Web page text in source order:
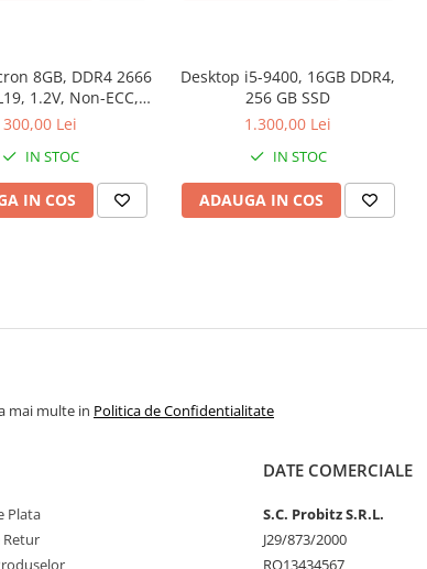
8GB, DDR4 2666
1.2V, Non-ECC,
bulk
300,00 Lei
IN STOC
IN COS
Desktop i5-9400, 16GB DDR4,
256 GB SSD
1.300,00 Lei
IN STOC
ADAUGA IN COS
mai multe in Politica de Confidentialitate
Plata
Retur
DATE COMERCIALE
S.C. Probitz S.R.L.
J29/873/2000
RO13434567